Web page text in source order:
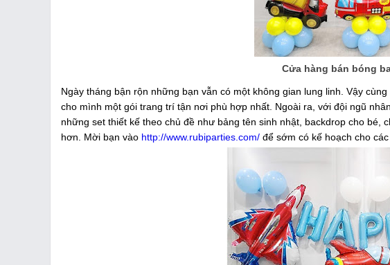
Cửa hàng bán bóng
Ngày tháng bận rộn những bạn vẫn có một không gian lung linh. Vậy
cho mình một gói trang trí tận nơi phù hợp nhất. Ngoài ra, với đội ngũ
những set thiết kế theo chủ đề như bảng tên sinh nhật, backdrop cho bé,
hơn. Mời bạn vào http://www.rubiparties.com/ để sớm có kế hoạch cho